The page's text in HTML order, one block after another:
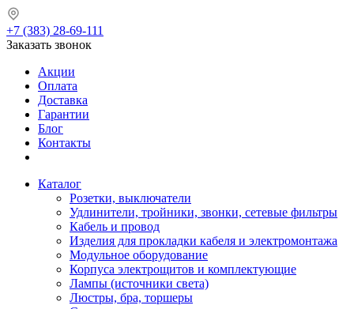
+7 (383) 28-69-111
Заказать звонок
Акции
Оплата
Доставка
Гарантии
Блог
Контакты
Каталог
Розетки, выключатели
Удлинители, тройники, звонки, сетевые фильтры
Кабель и провод
Изделия для прокладки кабеля и электромонтажа
Модульное оборудование
Корпуса электрощитов и комплектующие
Лампы (источники света)
Люстры, бра, торшеры